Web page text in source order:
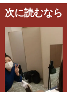
次に読むなら